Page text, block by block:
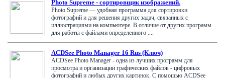
Photo Supreme - сортировщик изображений.
Photo Supreme — удобная программа для сортировки
фотографий и для решения других задач, связанных с
иллюстрациями на компьютере. В отличие от других программ
для работы с файлами определенного ....
ACDSee Photo Manager 16 Rus (Ключ)
ACDSee Photo Manager - одна из лучших программ для
просмотра и организации графических файлов - цифровых
фотографий и любых других картинок. С помощью ACDSee